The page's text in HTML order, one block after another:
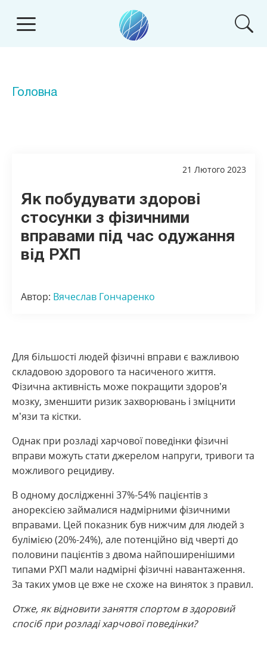
Головна
21 Лютого 2023
Як побудувати здорові
стосунки з фізичними
вправами під час одужання
від РХП
Автор: Вячеслав Гончаренко
Для більшості людей фізичні вправи є важливою
складовою здорового та насиченого життя.
Фізична активність може покращити здоров’я
мозку, зменшити ризик захворювань і зміцнити
м’язи та кістки.
Однак при розладі харчової поведінки фізичні
вправи можуть стати джерелом напруги, тривоги та
можливого рецидиву.
В одному дослідженні 37%-54% пацієнтів з
анорексією займалися надмірними фізичними
вправами. Цей показник був нижчим для людей з
булімією (20%-24%), але потенційно від чверті до
половини пацієнтів з двома найпоширенішими
типами РХП мали надмірні фізичні навантаження.
За таких умов це вже не схоже на виняток з правил.
Отже, як відновити заняття спортом в здоровий
спосіб при розладі харчової поведінки?